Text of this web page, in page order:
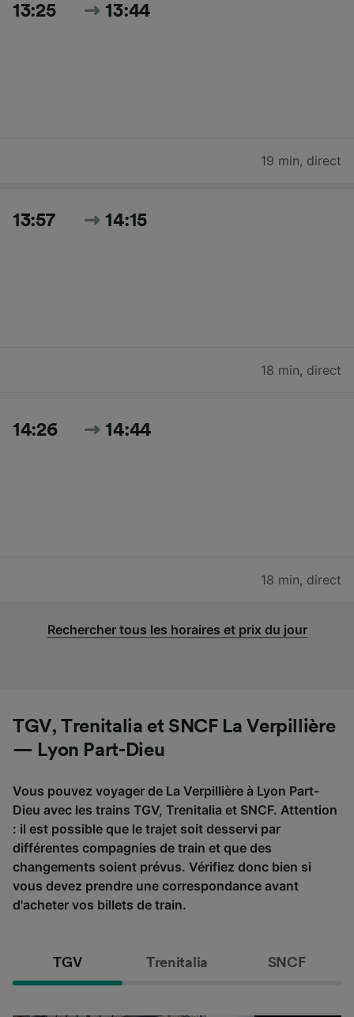
13:25 13:44
19 min, direct
13:57 14:15
18 min, direct
14:26 14:44
18 min, direct
Rechercher tous les horaires et prix du jour
TGV, Trenitalia et SNCF La Verpillière
— Lyon Part-Dieu
Vous pouvez voyager de La Verpillière à Lyon Part-
Dieu avec les trains TGV, Trenitalia et SNCF. Attention
: il est possible que le trajet soit desservi par
différentes compagnies de train et que des
changements soient prévus. Vérifiez donc bien si
vous devez prendre une correspondance avant
d'acheter vos billets de train.
TGV Trenitalia SNCF